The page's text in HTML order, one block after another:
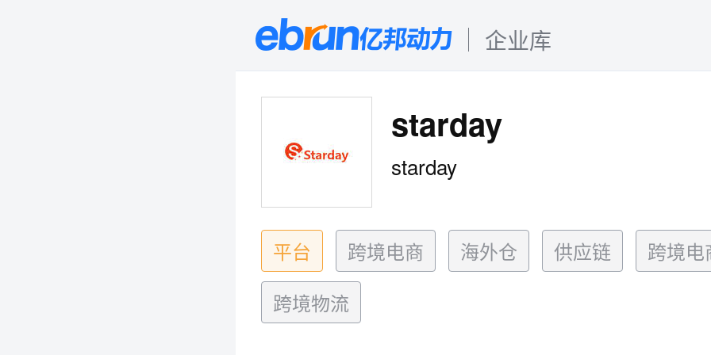
企业库
starday
starday
平台 跨境电商 海外仓 供应链
跨境
跨境物流